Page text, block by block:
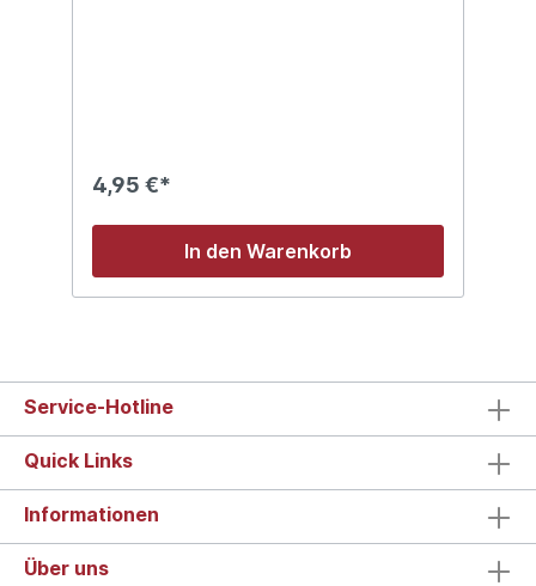
4,95 €*
In den Warenkorb
Service-Hotline
Quick Links
Informationen
Über uns